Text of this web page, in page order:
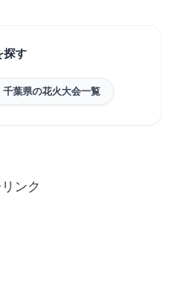
探す
千葉県の花火大会一覧
ンク